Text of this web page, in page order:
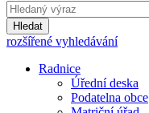
Hledat
rozšířené vyhledávání
Radnice
Úřední deska
Podatelna obce